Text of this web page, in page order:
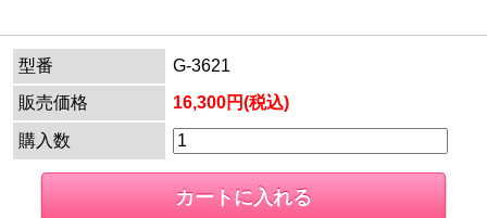
型番
G-3621
販売価格
16,300円(税込)
購入数